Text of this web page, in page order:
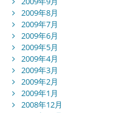
2009年8月
2009年7月
2009年6月
2009年5月
2009年4月
2009年3月
2009年2月
2009年1月
2008年12月